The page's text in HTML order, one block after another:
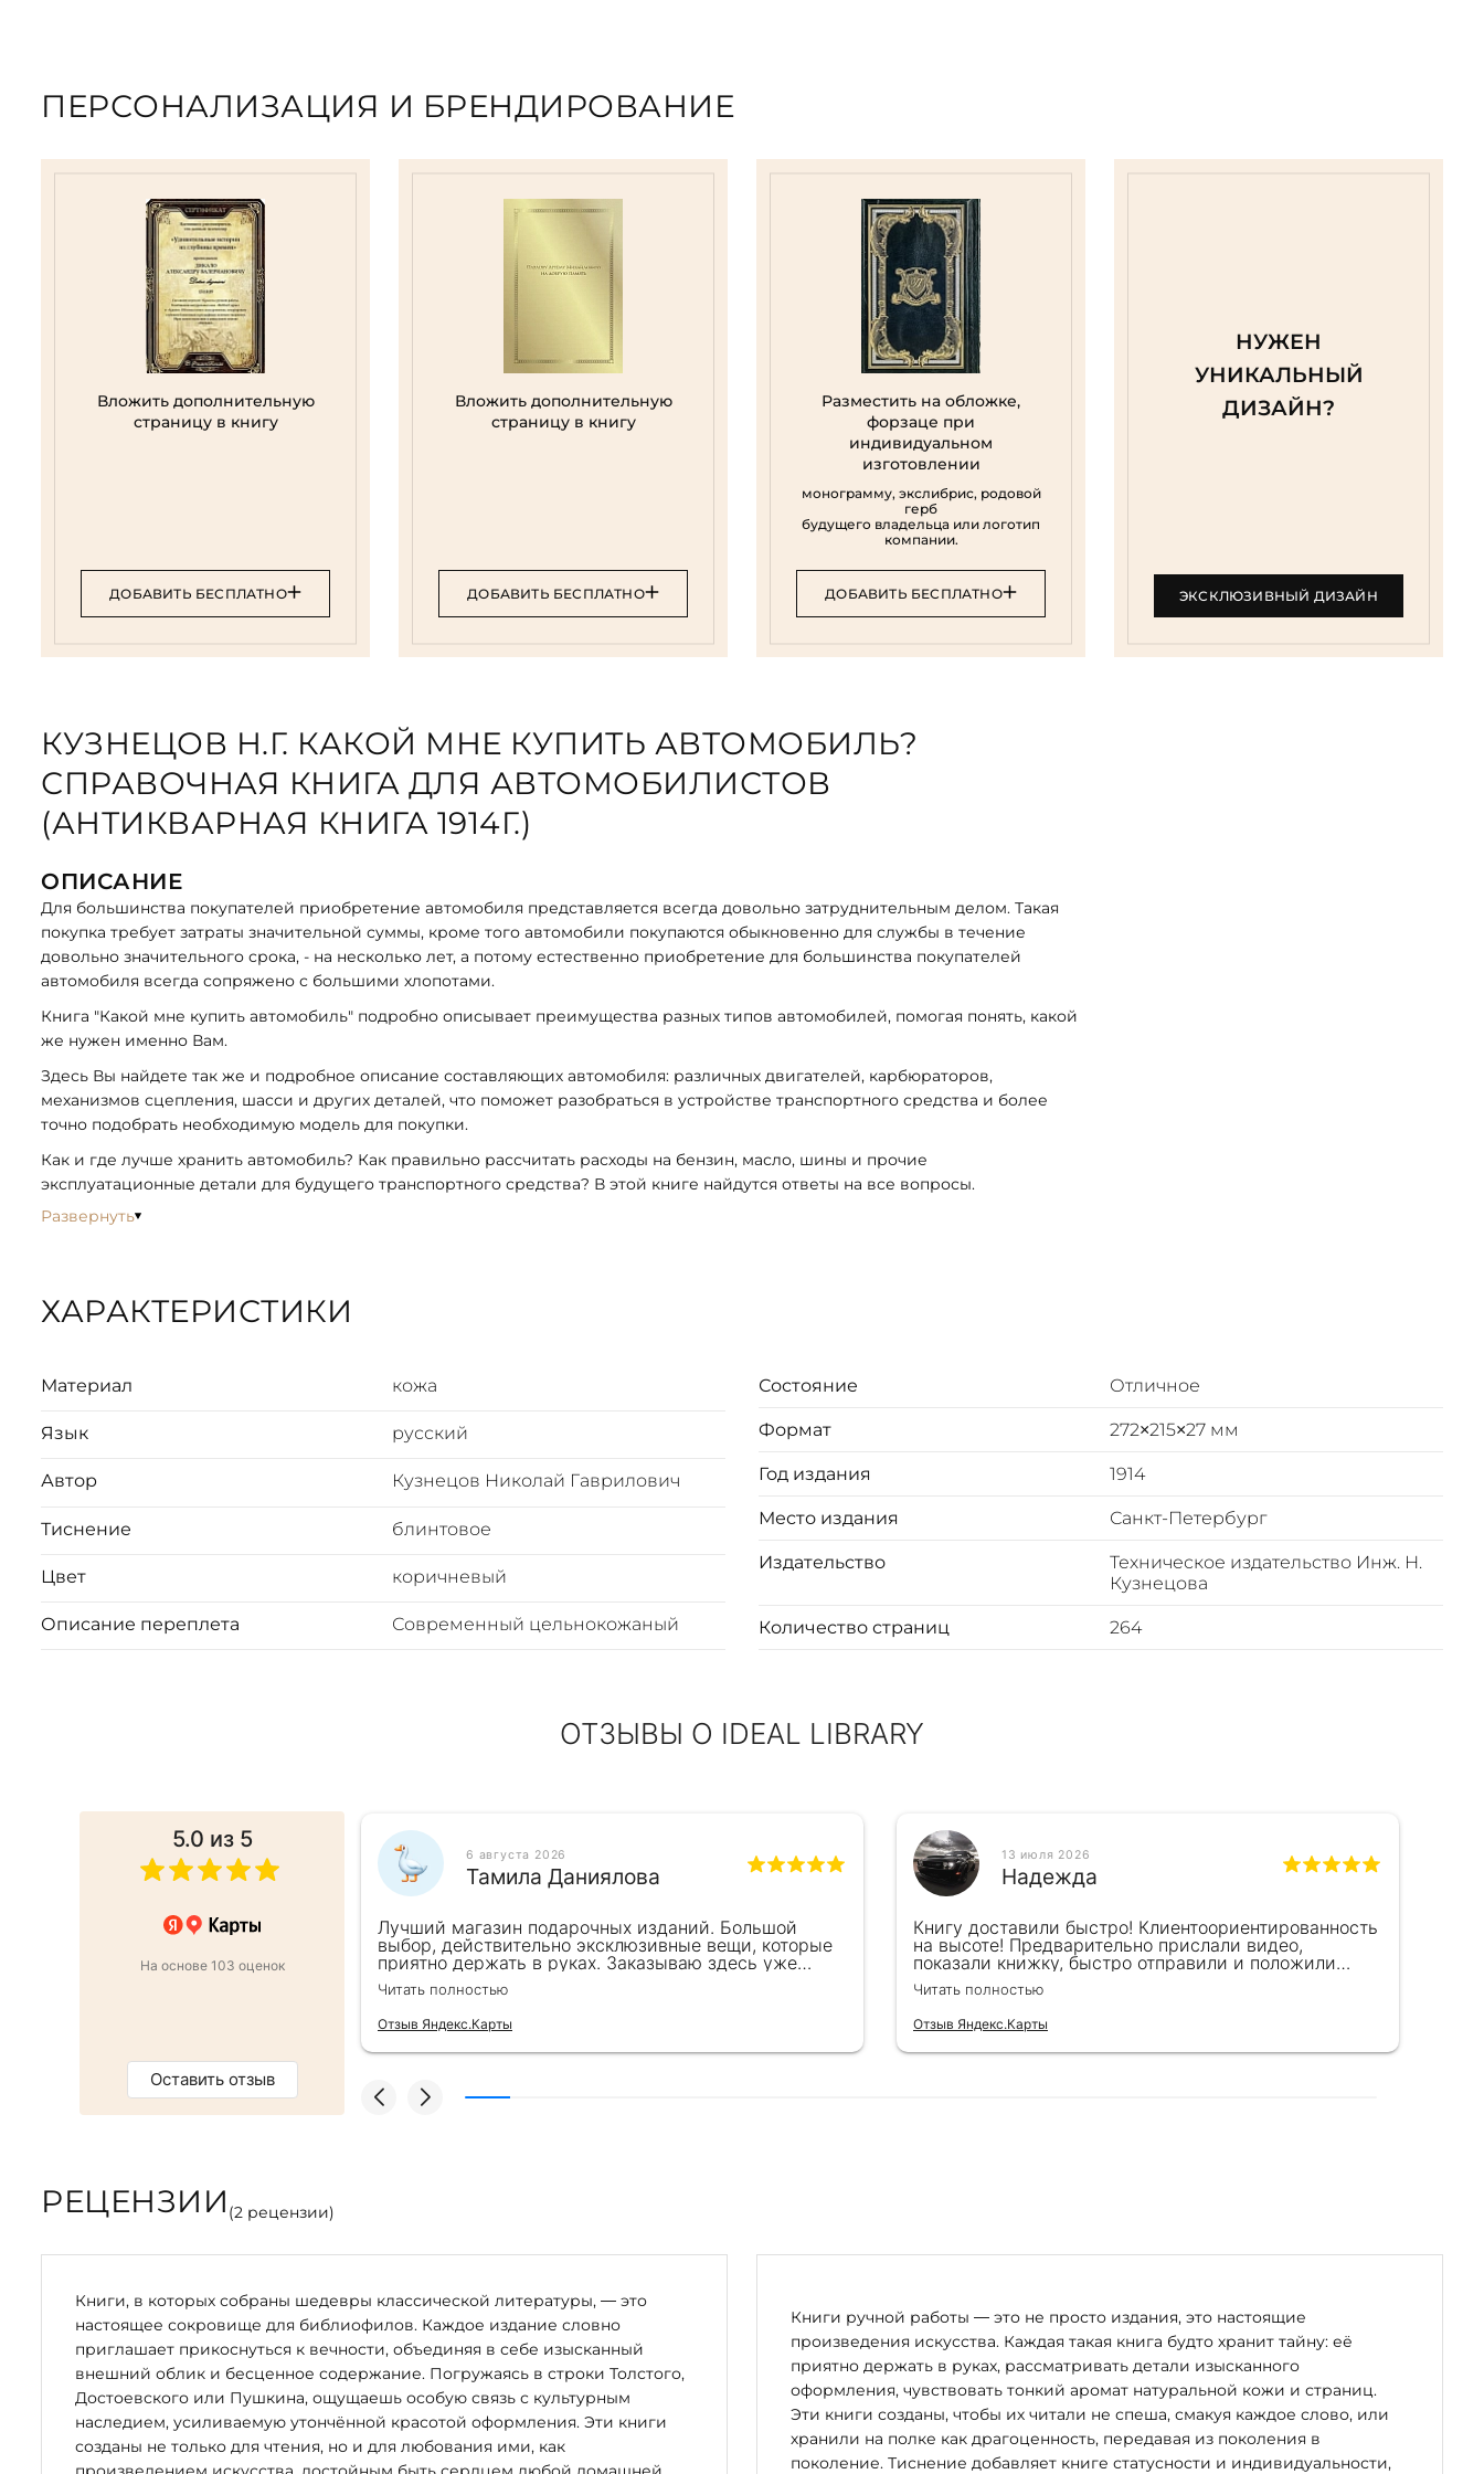
ПЕРСОНАЛИЗАЦИЯ И БРЕНДИРОВАНИЕ
Вложить дополнительную
страницу в книгу
ДОБАВИТЬ БЕСПЛАТНО
Вложить дополнительную
страницу в книгу
ДОБАВИТЬ БЕСПЛАТНО
Разместить на обложке,
форзаце при
индивидуальном
изготовлении
монограмму, экслибрис, родовой
герб
будущего владельца или логотип
компании.
ДОБАВИТЬ БЕСПЛАТНО
НУЖЕН
УНИКАЛЬНЫЙ
ДИЗАЙН?
ЭКСКЛЮЗИВНЫЙ ДИЗАЙН
КУЗНЕЦОВ Н.Г. КАКОЙ МНЕ КУПИТЬ АВТОМОБИЛЬ?
СПРАВОЧНАЯ КНИГА ДЛЯ АВТОМОБИЛИСТОВ
(АНТИКВАРНАЯ КНИГА 1914Г.)
ОПИСАНИЕ
Для большинства покупателей приобретение автомобиля представляется всегда довольно затруднительным делом. Такая
покупка требует затраты значительной суммы, кроме того автомобили покупаются обыкновенно для службы в течение
довольно значительного срока, - на несколько лет, а потому естественно приобретение для большинства покупателей
автомобиля всегда сопряжено с большими хлопотами.
Книга "Какой мне купить автомобиль" подробно описывает преимущества разных типов автомобилей, помогая понять, какой
же нужен именно Вам.
Здесь Вы найдете так же и подробное описание составляющих автомобиля: различных двигателей, карбюраторов,
механизмов сцепления, шасси и других деталей, что поможет разобраться в устройстве транспортного средства и более
точно подобрать необходимую модель для покупки.
Как и где лучше хранить автомобиль? Как правильно рассчитать расходы на бензин, масло, шины и прочие
эксплуатационные детали для будущего транспортного средства? В этой книге найдутся ответы на все вопросы.
Развернуть
ХАРАКТЕРИСТИКИ
Материал кожа
Язык русский
Автор Кузнецов Николай Гаврилович
Тиснение блинтовое
Цвет коричневый
Описание переплета Современный цельнокожаный
Состояние Отличное
Формат 272×215×27 мм
Год издания 1914
Место издания Санкт-Петербург
Издательство
Техническое издательство Инж. Н.
Кузнецова
Количество страниц 264
ОТЗЫВЫ О IDEAL LIBRARY
5.0 из 5
На основе 103 оценок
Оставить отзыв
подарок коллеге. Менеджер
оформили заказ и доставку на
6 августа 2026
Тамила Даниялова
Лучший магазин подарочных изданий. Большой
выбор, действительно эксклюзивные вещи, которые
приятно держать в руках. Заказываю здесь уже
второй раз для бизнес-партнеров, всегда всё
безупречно — от общения с консультантами до
качества самих книг. Однозначно рекомендую
Читать полностью
Отзыв Яндекс.Карты
13 июля 2026
Надежда
Книгу доставили быстро! Клиентоориентированность
на высоте! Предварительно прислали видео,
показали книжку, быстро отправили и положили
подарочек) Спасибо!!!
Читать полностью
Отзыв Яндекс.Карты
РЕЦЕНЗИИ (2 рецензии)
Книги, в которых собраны шедевры классической литературы, — это
настоящее сокровище для библиофилов. Каждое издание словно
приглашает прикоснуться к вечности, объединяя в себе изысканный
внешний облик и бесценное содержание. Погружаясь в строки Толстого,
Достоевского или Пушкина, ощущаешь особую связь с культурным
наследием, усиливаемую утончённой красотой оформления. Эти книги
созданы не только для чтения, но и для любования ими, как
Книги ручной работы — это не просто издания, это настоящие
произведения искусства. Каждая такая книга будто хранит тайну: её
приятно держать в руках, рассматривать детали изысканного
оформления, чувствовать тонкий аромат натуральной кожи и страниц.
Эти книги созданы, чтобы их читали не спеша, смакуя каждое слово, или
хранили на полке как драгоценность, передавая из поколения в
поколение. Тиснение добавляет книге статусности и индивидуальности,